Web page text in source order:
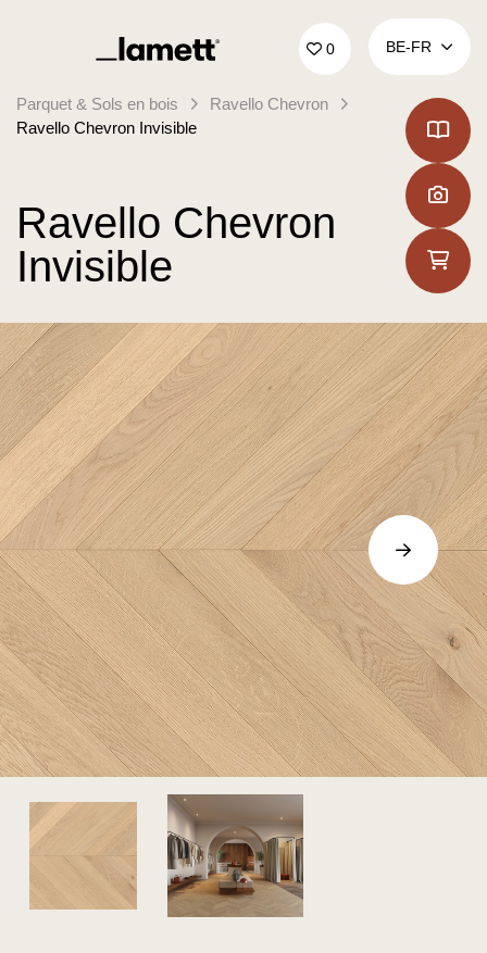
Retour à la page d'accueil 0 BE‑FR
Parquet & Sols en bois
Ravello Chevron
Ravello Chevron Invisible
Ravello Chevron
Invisible